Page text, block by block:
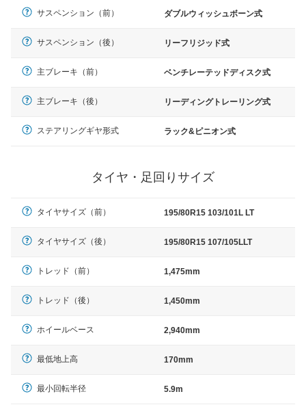
サスペンション（前） ダブルウィッシュボーン式
サスペンション（後） リーフリジッド式
主ブレーキ（前） ベンチレーテッドディスク式
主ブレーキ（後） リーディングトレーリング式
ステアリングギヤ形式 ラック&ピニオン式
タイヤ・足回りサイズ
タイヤサイズ（前） 195/80R15 103/101L LT
タイヤサイズ（後） 195/80R15 107/105LLT
トレッド（前） 1,475mm
トレッド（後） 1,450mm
ホイールベース 2,940mm
最低地上高 170mm
最小回転半径 5.9m